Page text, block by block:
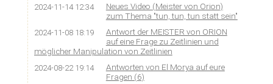
2024-11-14 12:34
Neues Video (Meister von Orion)
zum Thema "tun, tun, tun statt sein"
2024-11-08 18:19
Antwort der MEISTER von ORION
auf eine Frage zu Zeitlinien und
möglicher Manipulation von Zeitlinien
2024-08-22 19:14
Antworten von El Morya auf eure
Fragen (6)